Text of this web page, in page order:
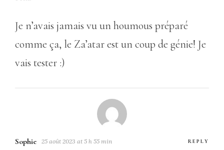
Je n’avais jamais vu un houmous préparé
comme ça, le Za’atar est un coup de génie! Je
vais tester :)
Sophie 25 août 2023 at 5 h 55 min REPLY